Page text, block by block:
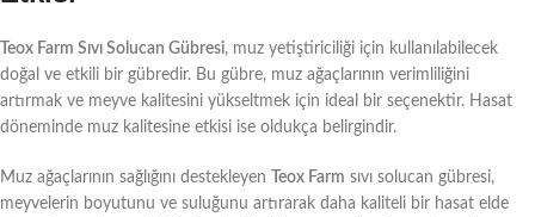
Teox Farm Sıvı Solucan Gübresi, muz yetiştiriciliği için kullanılabilecek
doğal ve etkili bir gübredir. Bu gübre, muz ağaçlarının verimliliğini
artırmak ve meyve kalitesini yükseltmek için ideal bir seçenektir. Hasat
döneminde muz kalitesine etkisi ise oldukça belirgindir.
Muz ağaçlarının sağlığını destekleyen Teox Farm sıvı solucan gübresi,
meyvelerin boyutunu ve suluğunu artırarak daha kaliteli bir hasat elde